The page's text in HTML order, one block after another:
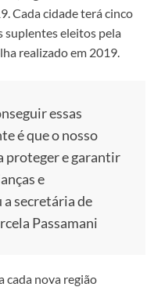
Cada cidade terá cinco
suplentes eleitos pela
realizado em 2019.
essas
é que o nosso
proteger e garantir
e
a secretária de
Passamani
cada nova região